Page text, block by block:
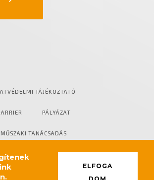
TÁJÉKOZTATÓ
PÁLYÁZAT
MŰSZAKI TANÁCSADÁS
IMPRESSZUM
ELFOGA